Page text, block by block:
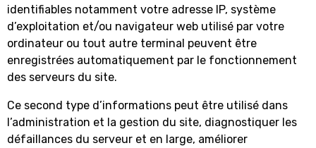
identifiables notamment votre adresse IP, système
d’exploitation et/ou navigateur web utilisé par votre
ordinateur ou tout autre terminal peuvent être
enregistrées automatiquement par le fonctionnement
des serveurs du site.
Ce second type d’informations peut être utilisé dans
l’administration et la gestion du site, diagnostiquer les
défaillances du serveur et en large, améliorer